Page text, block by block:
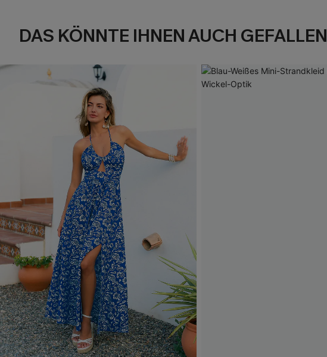
DAS KÖNNTE IHNEN AUCH GEFALLEN